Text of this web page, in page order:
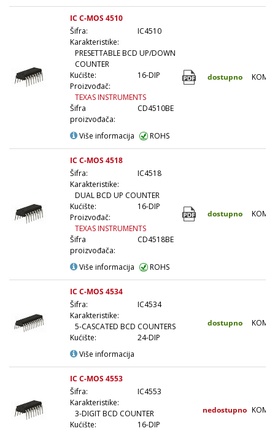
IC C-MOS 4510
Šifra:
IC4510
Karakteristike:
PRESETTABLE BCD UP/DOWN
COUNTER
Kućište:
16-DIP
Proizvođač:
TEXAS INSTRUMENTS
Šifra
proizvođača:
CD4510BE
Više informacija ROHS
dostupno KOM
IC C-MOS 4518
Šifra:
IC4518
Karakteristike:
DUAL BCD UP COUNTER
Kućište:
16-DIP
Proizvođač:
TEXAS INSTRUMENTS
Šifra
proizvođača:
CD4518BE
Više informacija ROHS
dostupno KOM
IC C-MOS 4534
Šifra:
IC4534
Karakteristike:
5-CASCATED BCD COUNTERS
Kućište:
24-DIP
Više informacija
dostupno KOM
IC C-MOS 4553
Šifra:
IC4553
Karakteristike:
3-DIGIT BCD COUNTER
Kućište:
16-DIP
nedostupno KOM